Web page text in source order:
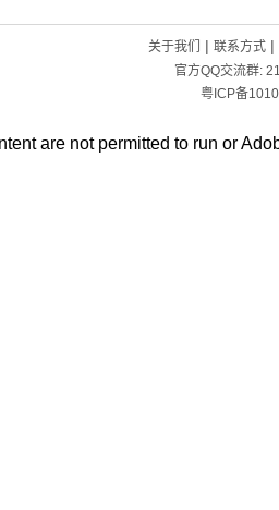
关于我们 | 联系方式|
官方QQ交流群:
粤ICP备
are not permitted to run or